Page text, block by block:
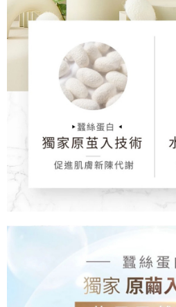
時審查核予不同之上限額度；若仍有額度
請求用戶進行身份認證。
５．嚴禁一人註冊多個帳號或使用他人資
恩沛科技股份有限公司將有權停止該用戶